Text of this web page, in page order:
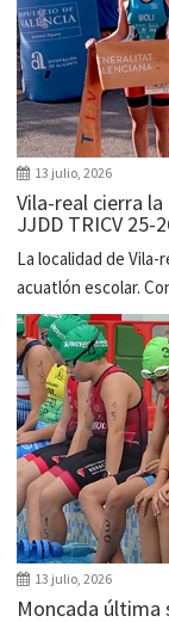
13 julio, 2026
Vila-real cierra
JJDD TRICV 25-
La localidad de
acuatlón escolar.
13 julio, 2026
Moncada última